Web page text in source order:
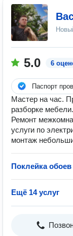
5.0 6
Паспорт
Мастер на час.
разборке
Ремонт
услуги по
монтаж
Поклейка обоев
Ещё 14 услуг